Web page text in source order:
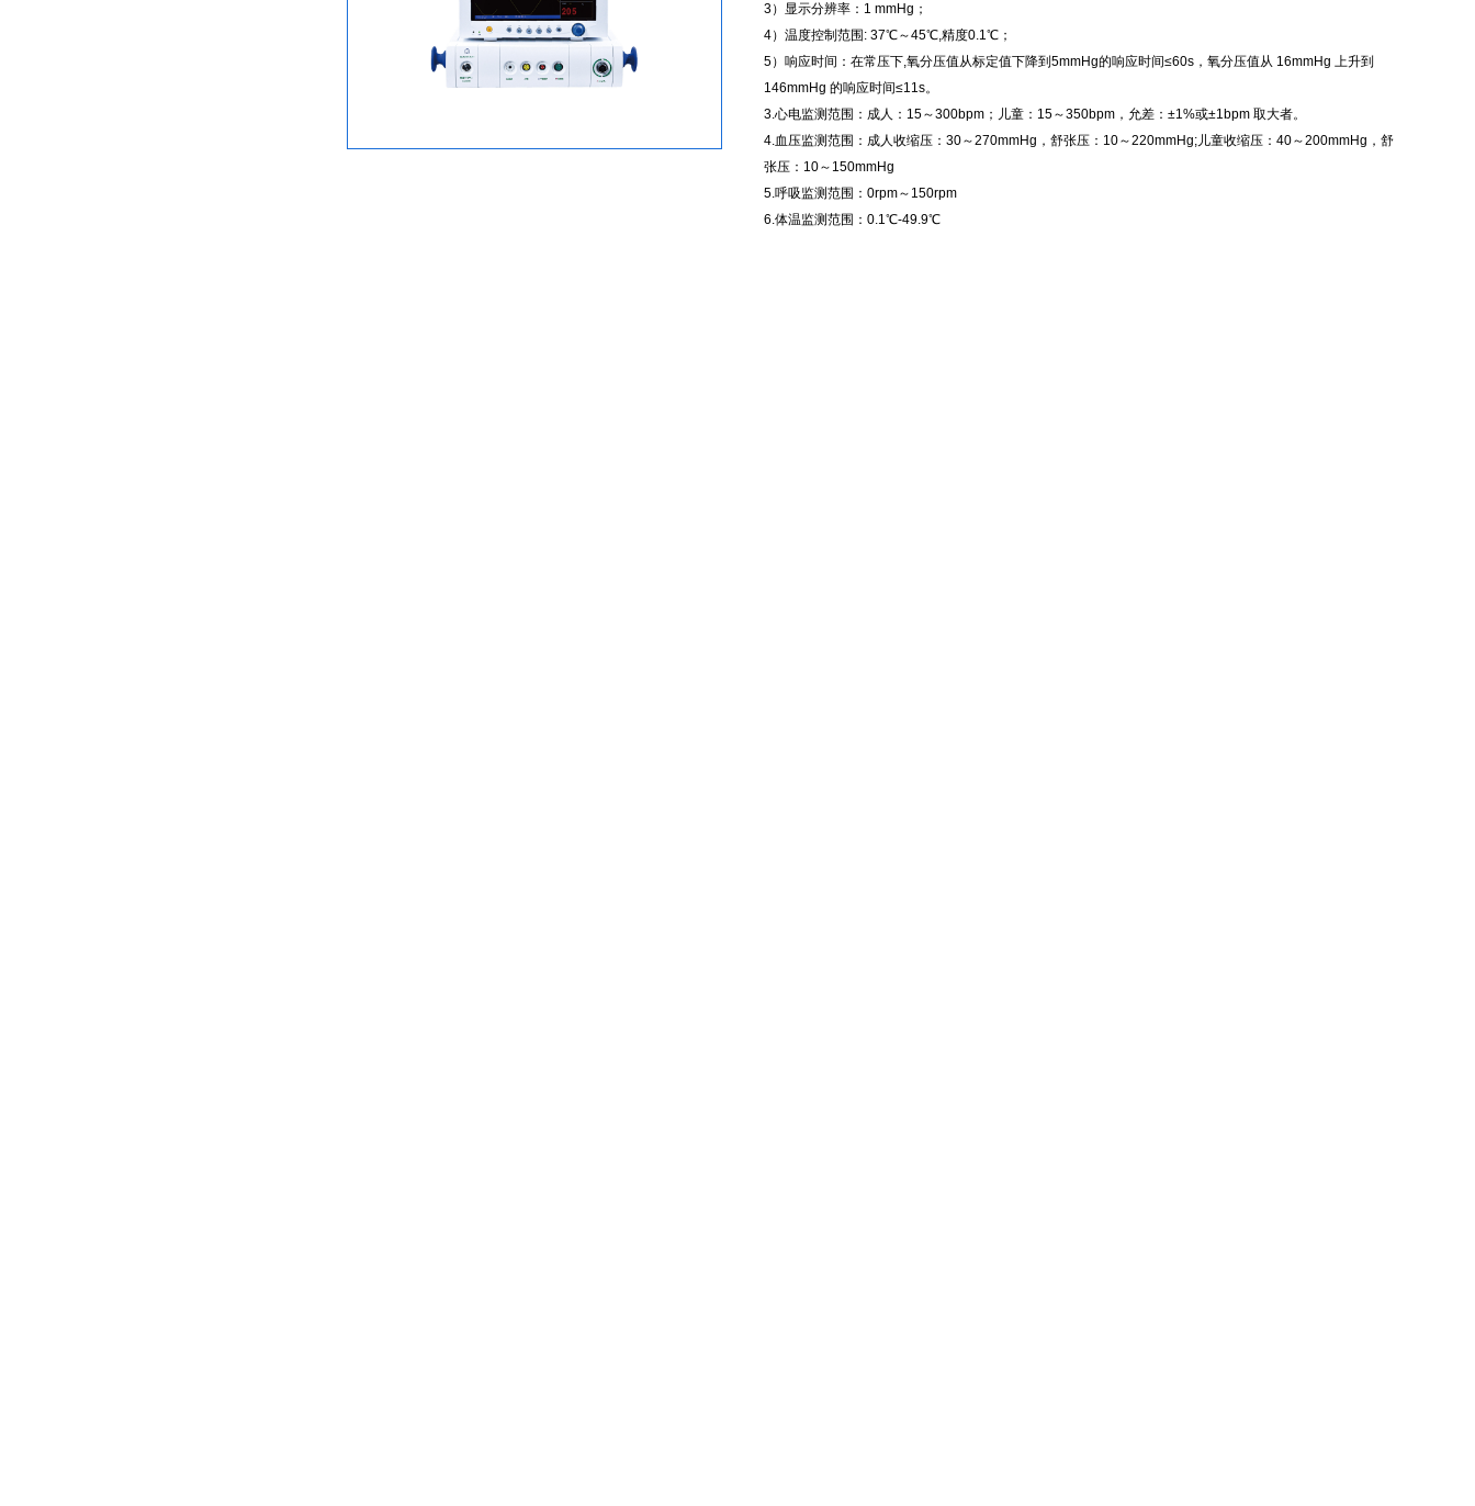
3）显示分辨率：1 mmHg；
4）温度控制范围: 37℃～45℃,精度0.1℃；
5）响应时间：在常压下,氧分压值从标定值下降到5mmHg的响应时间≤60s，氧分压值从 16mmHg 上升到
146mmHg 的响应时间≤11s。
3.心电监测范围：成人：15～300bpm；儿童：15～350bpm，允差：±1%或±1bpm 取大者。
4.血压监测范围：成人收缩压：30～270mmHg，舒张压：10～220mmHg;儿童收缩压：40～200mmHg，舒
张压：10～150mmHg
5.呼吸监测范围：0rpm～150rpm
6.体温监测范围：0.1℃-49.9℃